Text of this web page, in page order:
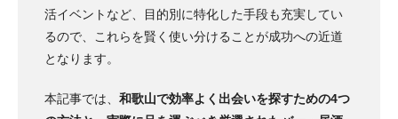
活イベントなど、目的別に特化した手段も充実してい
るので、これらを賢く使い分けることが成功への近道
となります。
本記事では、 和歌山で効率よく出会いを探すための4つ